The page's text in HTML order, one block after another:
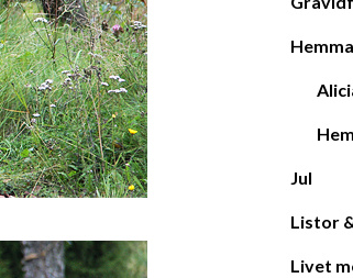
Hemma
Jul
Listor
Livet